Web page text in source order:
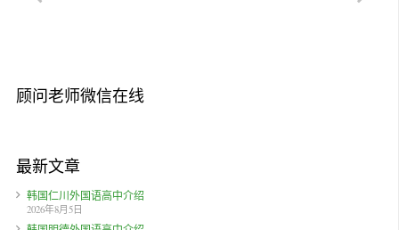
顾问老师微信在线
最新文章
韩国仁川外国语高中介绍
2026年8月5日